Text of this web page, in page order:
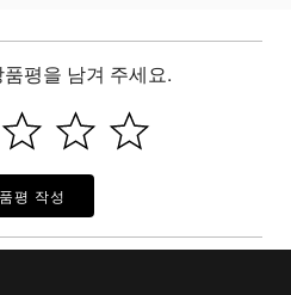
평을 남겨 주세요.
평 작성